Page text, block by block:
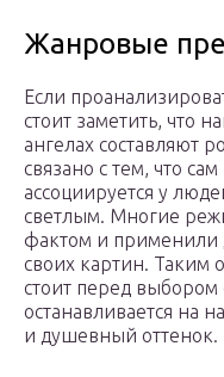
Жанровые
Если
стоит заметить, что
ангелах составляют
связано с тем, что
ассоциируется у
светлым. Многие
фактом и применили
своих картин. Таким
стоит перед
останавливается на
и душевный оттенок.